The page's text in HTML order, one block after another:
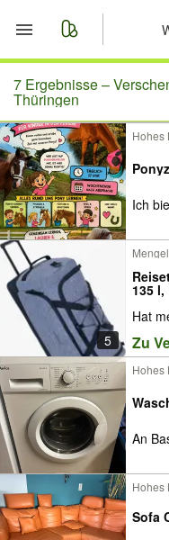
Start
Merkliste
Nachrichten
Anzeige
7 Ergebnisse –
Thüringen
Hohes
Ich
5
135
Hat
Zu
Hohes
An
Hohes
Sofa